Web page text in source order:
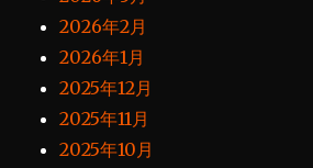
2026年2月
2026年1月
2025年12月
2025年11月
2025年10月